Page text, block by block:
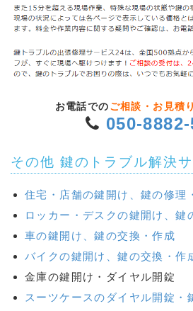
お電話での ご相談・お見積
050-
その他 鍵のトラブル解決
住宅・店舗の鍵開け、鍵の修理
ロッカー・デスクの鍵開け、鍵
車の鍵開け、鍵の交換・作成
バイクの鍵開け、鍵の交換・作
金庫の鍵開け・ダイヤル開錠
スーツケースのダイヤル開錠・